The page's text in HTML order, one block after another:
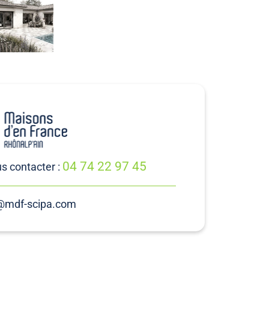
contacter : 04 74 22 97 45
scipa.com